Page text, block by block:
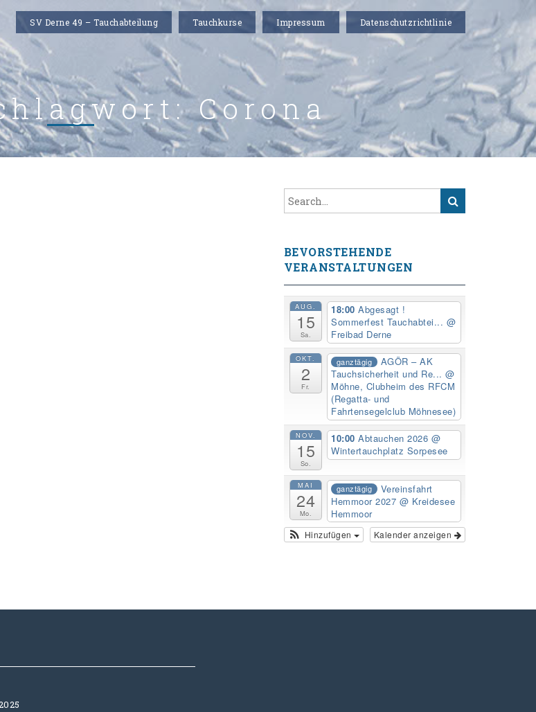
SV Derne 49 – Tauchabteilung Tauchkurse Impressum Datenschutzrichtlinie
Corona
BEVORSTEHENDE
VERANSTALTUNGEN
AUG.
15
Sa.
18:00Abgesagt !
Sommerfest Tauchabtei... @
Freibad Derne
OKT.
2
Fr.
ganztägig
AGÖR – AK
Tauchsicherheit und Re...@
Möhne, Clubheim des RFCM
(Regatta- und
Fahrtensegelclub Möhnesee)
NOV.
15
So.
10:00Abtauchen 2026 @
Wintertauchplatz Sorpesee
MAI
24
Mo.
ganztägig
Vereinsfahrt
Hemmoor 2027 @ Kreidesee
Hemmoor
Kalender anzeigen
Hinzufügen